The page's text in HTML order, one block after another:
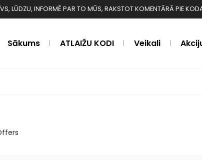
LŪDZU, INFORMĒ PAR TO MŪS, RAKSTOT KOMENTĀRĀ PIE KODA
Sākums ATLAIŽU KODI Veikali